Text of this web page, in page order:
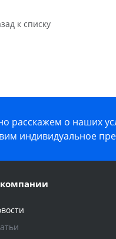
к списку
расскажем о наших
индивидуальное